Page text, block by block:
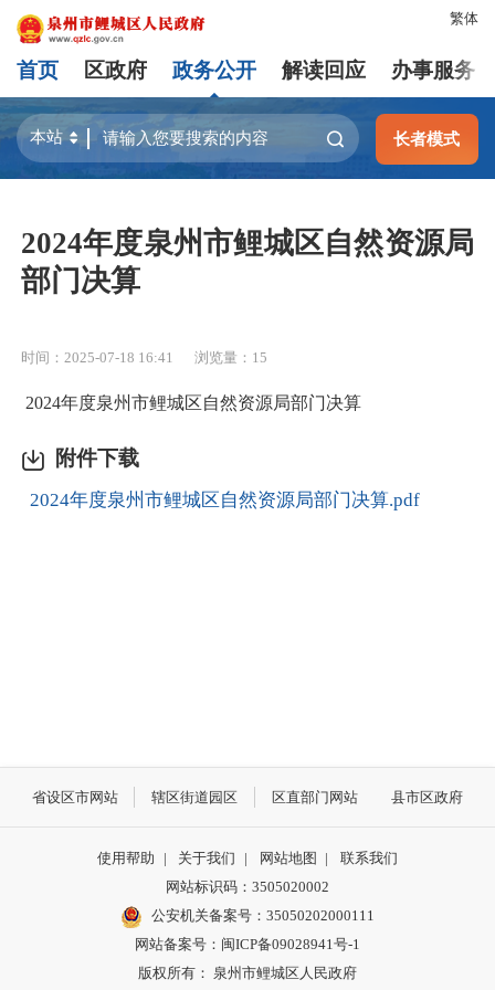
繁体
首页 区政府 政务公开 解读回应 办事服务
长者模式
2024年度泉州市鲤城区自然资源局
部门决算
时间：2025-07-18 16:41 浏览量： 15
2024年度泉州市鲤城区自然资源局部门决算
附件下载
2024年度泉州市鲤城区自然资源局部门决算.pdf
省设区市网站 辖区街道园区 区直部门网站 县市区政府
使用帮助 | 关于我们 | 网站地图 |
联系我们
网站标识码：3505020002
公安机关备案号：35050202000111
网站备案号：闽ICP备09028941号-1
版权所有： 泉州市鲤城区人民政府